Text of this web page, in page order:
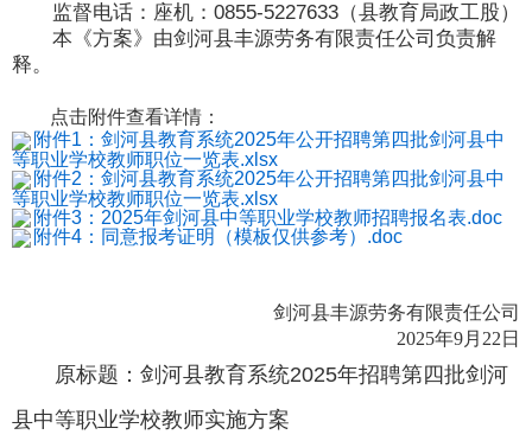
监督电话：座机：0855-5227633（县教育局政工股）
本《方案》由剑河县丰源劳务有限责任公司负责解
释。
点击附件查看详情：
附件1：剑河县教育系统2025年公开招聘第四批剑河县中
等职业学校教师职位一览表.xlsx
附件2：剑河县教育系统2025年公开招聘第四批剑河县中
等职业学校教师职位一览表.xlsx
附件3：2025年剑河县中等职业学校教师招聘报名表.doc
附件4：同意报考证明（模板仅供参考）.doc
剑河县丰源劳务有限责任公司
2025年9月22日
原标题：剑河县教育系统2025年招聘第四批剑河
县中等职业学校教师实施方案